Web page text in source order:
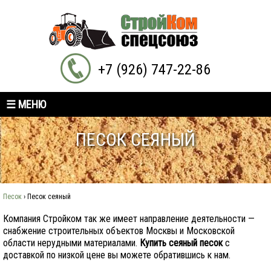
+7 (926) 747-22-86
☰ МЕНЮ
ПЕСОК СЕЯНЫЙ
Песок › Песок сеяный
Компания Стройком так же имеет направление деятельности —
снабжение строительных объектов Москвы и Московской
области нерудными материалами. Купить сеяный песокс
доставкой по низкой цене вы можете обратившись к нам.